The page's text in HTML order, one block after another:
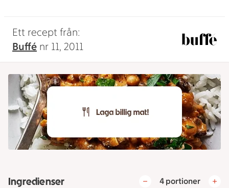
Ett recept från:
Buffé nr 11, 2011
Ingredienser 4 portioner